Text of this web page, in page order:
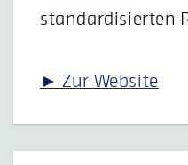
standardisierten
► Zur Website